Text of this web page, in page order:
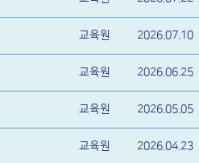
교육원 2026.07.10
교육원 2026.06.25
교육원 2026.05.05
교육원 2026.04.23